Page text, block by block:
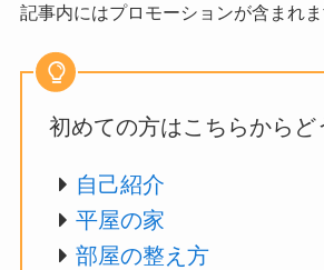
記事内にはプロモーションが含まれま
初めての方はこちらからど
自己紹介
平屋の家
部屋の整え方